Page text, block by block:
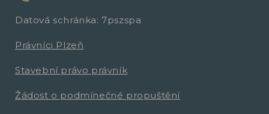
Datová schránka: 7pszspa
Právníci Plzeň
Stavební právo právník
Žádost o podmínečné propuštění